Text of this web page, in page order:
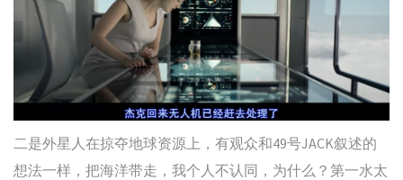
二是外星人在掠夺地球资源上，有观众和49号JACK叙述的
想法一样，把海洋带走，我个人不认同，为什么？第一水太